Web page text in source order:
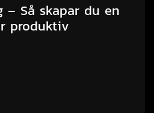
– Så skapar du en
produktiv